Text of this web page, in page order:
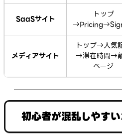
SaaSサイト
トップ
メディアサイト
トップ→人気
→滞在時間→
ページ
初心者が混乱しやす